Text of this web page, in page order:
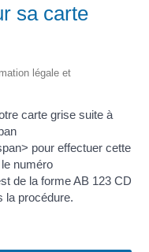
sa carte
légale et
carte grise suite à
pour effectuer cette
numéro
de la forme AB 123 CD
la procédure.